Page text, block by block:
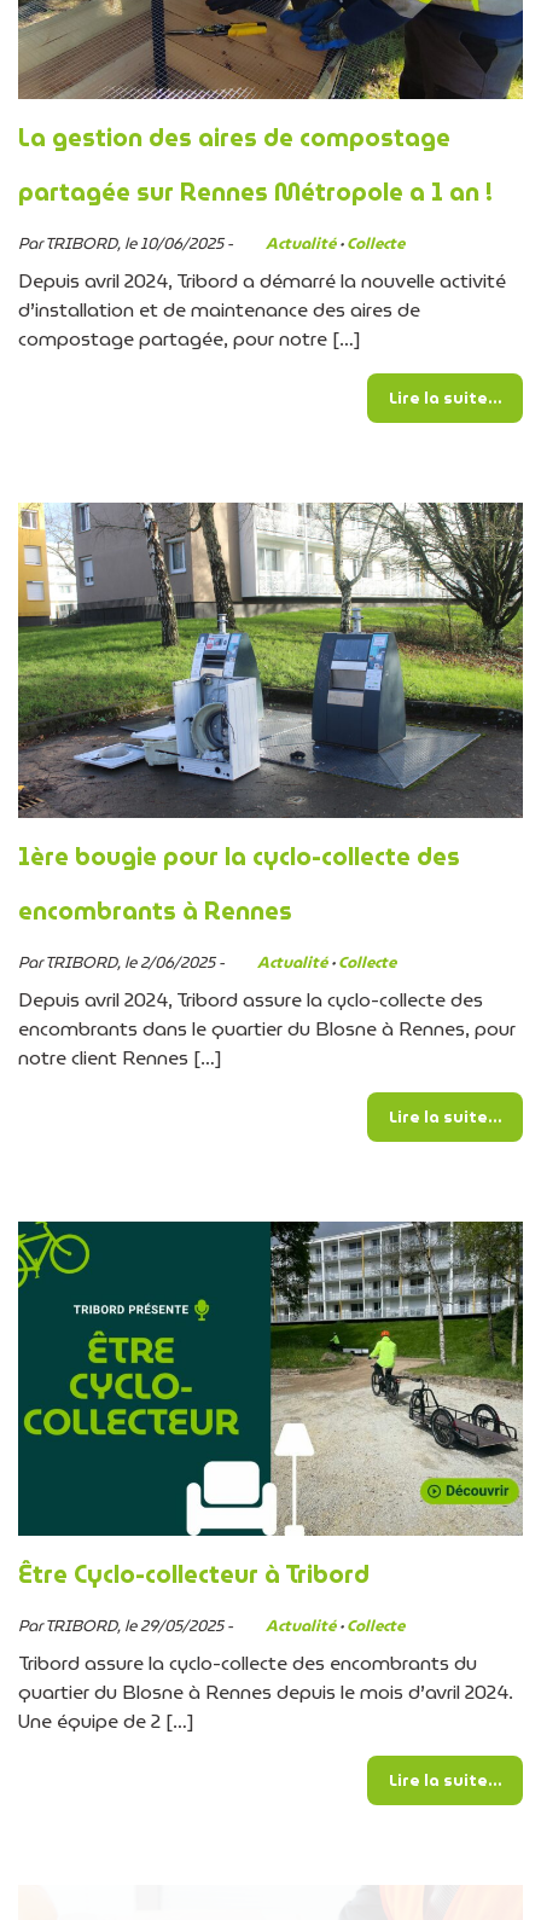
La gestion des aires de compostage
partagée sur Rennes Métropole a 1 an !
Par TRIBORD, le 10/06/2025 - Actualité·Collecte
Depuis avril 2024, Tribord a démarré la nouvelle activité
d’installation et de maintenance des aires de
compostage partagée, pour notre […]
Lire la suite…
1ère bougie pour la cyclo-collecte des
encombrants à Rennes
Par TRIBORD, le 2/06/2025 - Actualité·Collecte
Depuis avril 2024, Tribord assure la cyclo-collecte des
encombrants dans le quartier du Blosne à Rennes, pour
notre client Rennes […]
Lire la suite…
Être Cyclo-collecteur à Tribord
Par TRIBORD, le 29/05/2025 - Actualité·Collecte
Tribord assure la cyclo-collecte des encombrants du
quartier du Blosne à Rennes depuis le mois d’avril 2024.
Une équipe de 2 […]
Lire la suite…